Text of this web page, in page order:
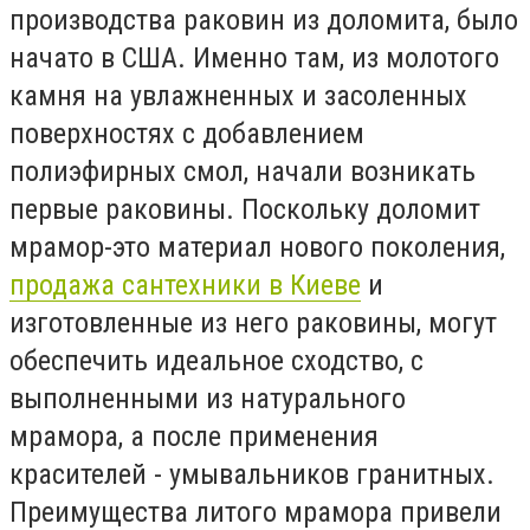
производства раковин из доломита, было
начато в США. Именно там, из молотого
камня на увлажненных и засоленных
поверхностях с добавлением
полиэфирных смол, начали возникать
первые раковины. Поскольку доломит
мрамор-это материал нового поколения,
продажа сантехники в Киеве и
изготовленные из него раковины, могут
обеспечить идеальное сходство, с
выполненными из натурального
мрамора, а после применения
красителей - умывальников гранитных.
Преимущества литого мрамора привели